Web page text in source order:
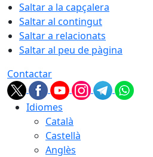
Saltar a la capçalera
Saltar al contingut
Saltar a relacionats
Saltar al peu de pàgina
Contactar
Idiomes
Català
Castellà
Anglès